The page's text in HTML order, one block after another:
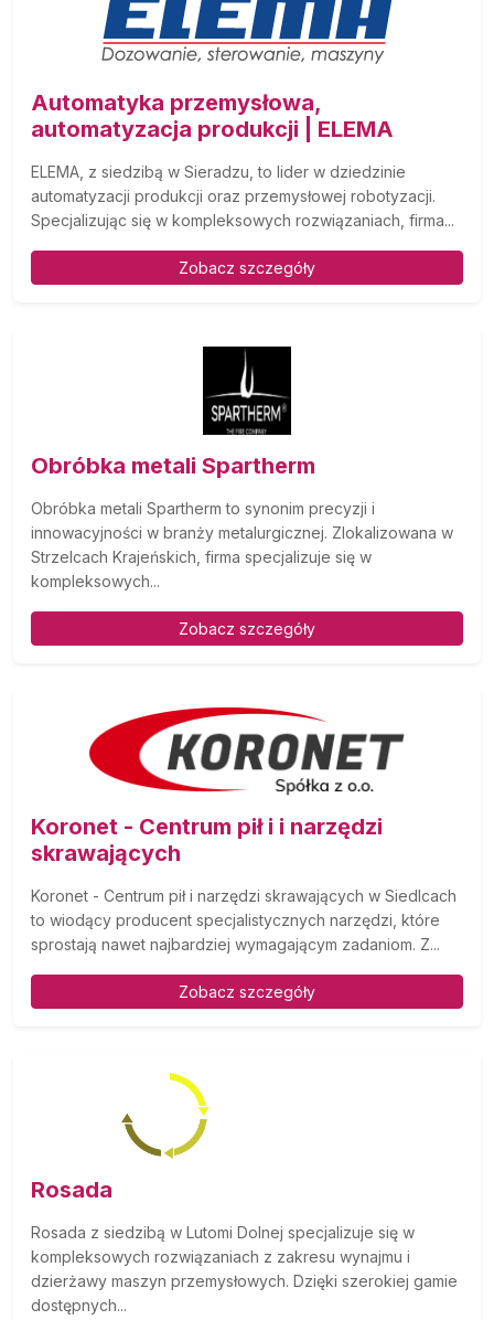
Automatyka przemysłowa,
automatyzacja produkcji | ELEMA
ELEMA, z siedzibą w Sieradzu, to lider w dziedzinie
automatyzacji produkcji oraz przemysłowej robotyzacji.
Specjalizując się w kompleksowych rozwiązaniach, firma...
Zobacz szczegóły
Obróbka metali Spartherm
Obróbka metali Spartherm to synonim precyzji i
innowacyjności w branży metalurgicznej. Zlokalizowana w
Strzelcach Krajeńskich, firma specjalizuje się w
kompleksowych...
Zobacz szczegóły
Koronet - Centrum pił i i narzędzi
skrawających
Koronet - Centrum pił i narzędzi skrawających w Siedlcach
to wiodący producent specjalistycznych narzędzi, które
sprostają nawet najbardziej wymagającym zadaniom. Z...
Zobacz szczegóły
Rosada
Rosada z siedzibą w Lutomi Dolnej specjalizuje się w
kompleksowych rozwiązaniach z zakresu wynajmu i
dzierżawy maszyn przemysłowych. Dzięki szerokiej gamie
dostępnych...